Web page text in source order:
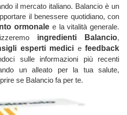
il mercato italiano. Balancio è un
il benessere quotidiano, con
ormonale e la vitalità generale.
ingredienti Balancio,
esperti medici e feedback
sulle informazioni più recenti
un alleato per la tua salute,
se Balancio fa per te.